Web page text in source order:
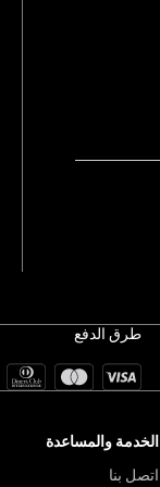
طرق الدفع
الخدمة والمساعدة
اتصل بنا